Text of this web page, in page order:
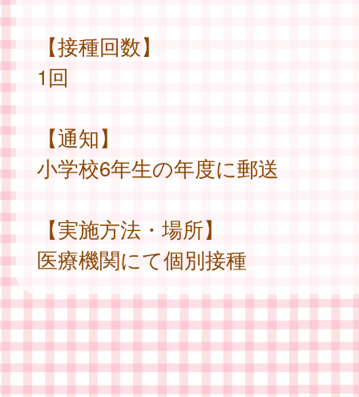
【接種回数】
1回
【通知】
小学校6年生の年度に郵送
【実施方法・場所】
医療機関にて個別接種